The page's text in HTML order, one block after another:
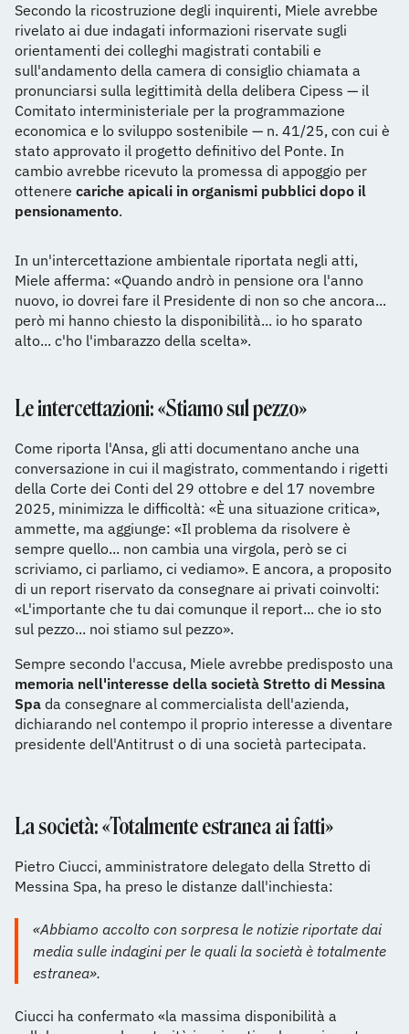
Secondo la ricostruzione degli inquirenti, Miele avrebbe
rivelato ai due indagati informazioni riservate sugli
orientamenti dei colleghi magistrati contabili e
sull'andamento della camera di consiglio chiamata a
pronunciarsi sulla legittimità della delibera Cipess — il
Comitato interministeriale per la programmazione
economica e lo sviluppo sostenibile — n. 41/25, con cui è
stato approvato il progetto definitivo del Ponte. In
cambio avrebbe ricevuto la promessa di appoggio per
ottenere cariche apicali in organismi pubblici dopo il
pensionamento.
In un'intercettazione ambientale riportata negli atti,
Miele afferma: «Quando andrò in pensione ora l'anno
nuovo, io dovrei fare il Presidente di non so che ancora...
però mi hanno chiesto la disponibilità... io ho sparato
alto... c'ho l'imbarazzo della scelta».
Le intercettazioni: «Stiamo sul pezzo»
Come riporta l'Ansa, gli atti documentano anche una
conversazione in cui il magistrato, commentando i rigetti
della Corte dei Conti del 29 ottobre e del 17 novembre
2025, minimizza le difficoltà: «È una situazione critica»,
ammette, ma aggiunge: «Il problema da risolvere è
sempre quello... non cambia una virgola, però se ci
scriviamo, ci parliamo, ci vediamo». E ancora, a proposito
di un report riservato da consegnare ai privati coinvolti:
«L'importante che tu dai comunque il report... che io sto
sul pezzo... noi stiamo sul pezzo».
Sempre secondo l'accusa, Miele avrebbe predisposto una
memoria nell'interesse della società Stretto di Messina
Spa da consegnare al commercialista dell'azienda,
dichiarando nel contempo il proprio interesse a diventare
presidente dell'Antitrust o di una società partecipata.
La società: «Totalmente estranea ai fatti»
Pietro Ciucci, amministratore delegato della Stretto di
Messina Spa, ha preso le distanze dall'inchiesta:
«Abbiamo accolto con sorpresa le notizie riportate dai
media sulle indagini per le quali la società è totalmente
estranea».
Ciucci ha confermato «la massima disponibilità a